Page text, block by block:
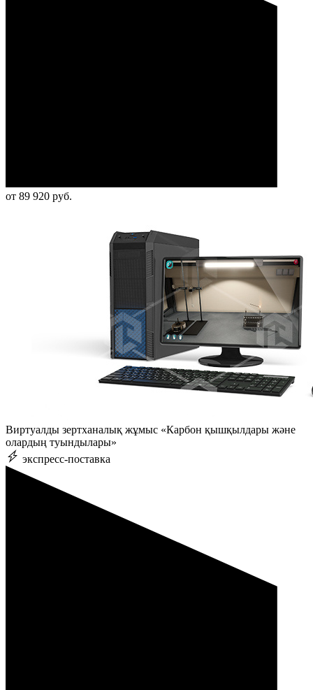
от 89 920 руб.
Виртуалды зертханалық жұмыс «Карбон қышқылдары және
олардың туындылары»
экспресс-поставка